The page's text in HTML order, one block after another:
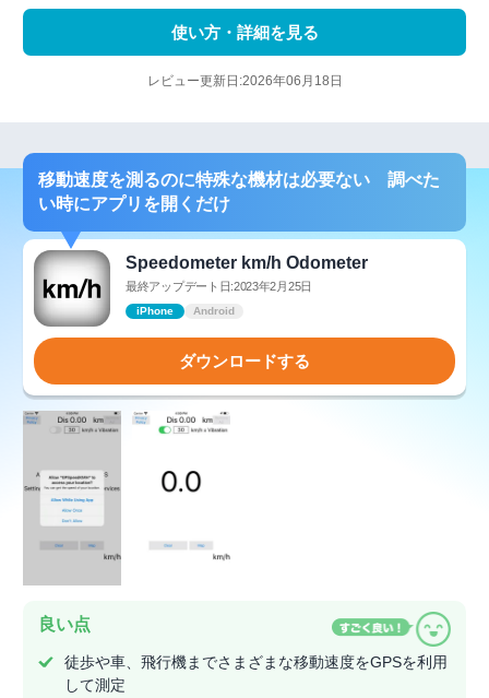
使い方・詳細を見る
レビュー更新日:2026年06月18日
移動速度を測るのに特殊な機材は必要ない 調べた
い時にアプリを開くだけ
Speedometer km/h Odometer
最終アップデート日:2023年2月25日
iPhone Android
ダウンロードする
良い点
徒歩や車、飛行機までさまざまな移動速度をGPSを利用
して測定